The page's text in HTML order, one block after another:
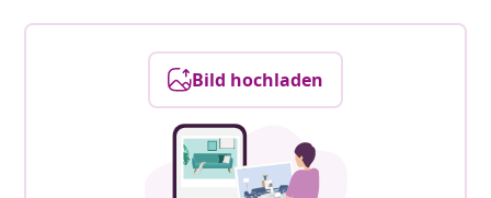
Bild hochladen